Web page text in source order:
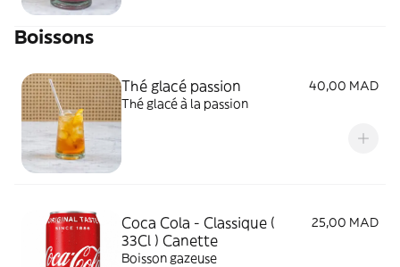
Boissons
Thé glacé passion
40,00 MAD
Thé glacé à la passion
Coca Cola - Classique (
33Cl ) Canette
25,00 MAD
Boisson gazeuse